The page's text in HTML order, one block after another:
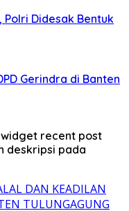
Polri Didesak Bentuk
Gerindra di Banten
recent post
deskripsi pada